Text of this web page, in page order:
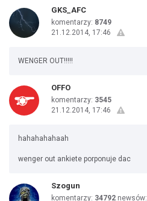
GKS_AFC
komentarzy: 8749
21.12.2014, 17:46
WENGER OUT!!!!!
OFFO
komentarzy: 3545
21.12.2014, 17:46
hahahahahaah
wenger out ankiete porponuje dac
Szogun
komentarzy: 34792 newsów: